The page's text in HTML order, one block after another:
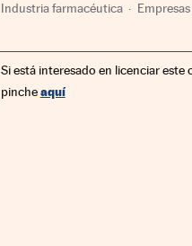
Industria farmacéutica Empresas
Si está interesado en licenciar este
pincheaquí